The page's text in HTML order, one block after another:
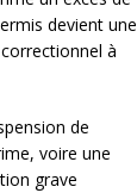
devient une
à
de
voire une
grave